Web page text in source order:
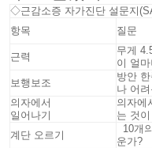
◇근감소증 자가진단 설문지
항목
질문
근력
무게
이 얼
보행보조
방안
나 어
의자에서
일어나기
의자에
는 것
계단 오르기
10개
운가?